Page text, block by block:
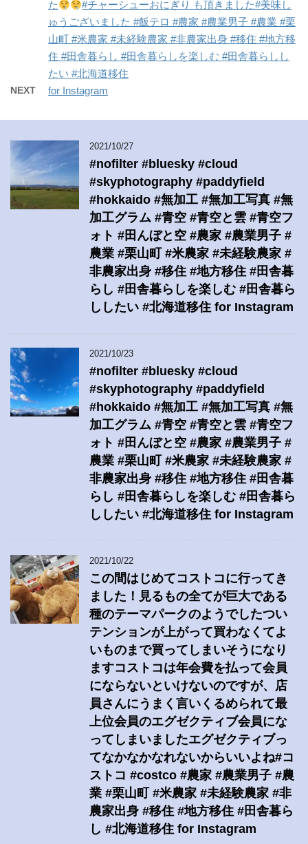
た
#チャーシューおにぎり も頂きました#美味し
ゅうございました #飯テロ #農家 #農業男子 #農業 #栗
山町 #米農家 #未経験農家 #非農家出身 #移住 #地方移
住 #田舎暮らし #田舎暮らしを楽しむ #田舎暮らしし
たい #北海道移住
NEXT for Instagram
2021/10/27
#nofilter #bluesky #cloud
#skyphotography #paddyfield
#hokkaido #無加工 #無加工写真 #無
加工グラム #青空 #青空と雲 #青空フ
ォト #田んぼと空 #農家 #農業男子 #
農業 #栗山町 #米農家 #未経験農家 #
非農家出身 #移住 #地方移住 #田舎暮
らし #田舎暮らしを楽しむ #田舎暮ら
ししたい #北海道移住 for Instagram
2021/10/23
#nofilter #bluesky #cloud
#skyphotography #paddyfield
#hokkaido #無加工 #無加工写真 #無
加工グラム #青空 #青空と雲 #青空フ
ォト #田んぼと空 #農家 #農業男子 #
農業 #栗山町 #米農家 #未経験農家 #
非農家出身 #移住 #地方移住 #田舎暮
らし #田舎暮らしを楽しむ #田舎暮ら
ししたい #北海道移住 for Instagram
2021/10/22
この間はじめてコストコに行ってき
ました！見るもの全てが巨大である
種のテーマパークのようでしたつい
テンションが上がって買わなくてよ
いものまで買ってしまいそうになり
ますコストコは年会費を払って会員
にならないといけないのですが、店
員さんにうまく言いくるめられて最
上位会員のエグゼクティブ会員にな
ってしまいましたエグゼクティブっ
てなかなかなれないからいいよね#コ
ストコ #costco #農家 #農業男子 #農
業 #栗山町 #米農家 #未経験農家 #非
農家出身 #移住 #地方移住 #田舎暮ら
し #北海道移住 for Instagram